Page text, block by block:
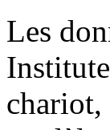
Les
chariot,